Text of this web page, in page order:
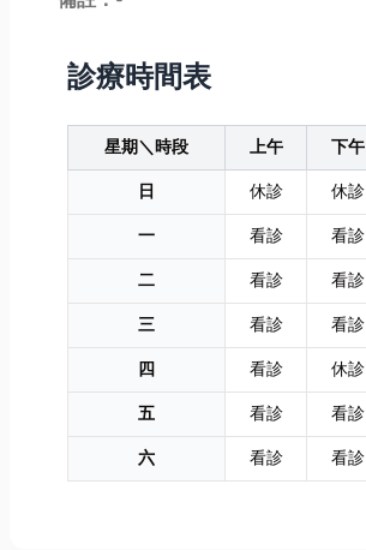
診療時間表
星期＼時段 上午 下午
日
休診 休診
一
看診 看診
二
看診 看診
三
看診 看診
四
看診 休診
五
看診 看診
六
看診 看診